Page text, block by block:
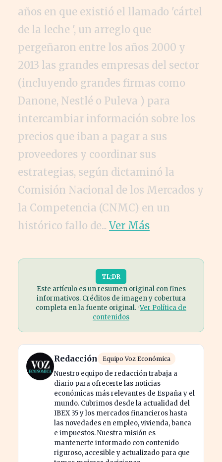
años en que existió el llamado 'cártel
de la leche ', un arreglo que
pergeñaron entre los años 2000 y
2013 las grandes empresas del sector
(incluyendo grandes firmas como
Danone, Nestlé o Puleva ) para
intercambiar información sobre los
precios que iban a pagar a sus
proveedores y coordinar sus
estrategias, según dictaminó la
Comisión Nacional de los Mercados y
la Competencia (CNMC) en un
histórico fallo de... Ver Más
TL;DR
Este artículo es un resumen original con fines
informativos. Créditos de imagen y cobertura
completa en la fuente original. ·Ver Política de
contenidos
Redacción Equipo Voz Económica
Nuestro equipo de redacción trabaja a
diario para ofrecerte las noticias
económicas más relevantes de España y el
mundo. Cubrimos desde la actualidad del
IBEX 35 y los mercados financieros hasta
las novedades en empleo, vivienda, banca
e impuestos. Nuestra misión es
mantenerte informado con contenido
riguroso, accesible y actualizado para que